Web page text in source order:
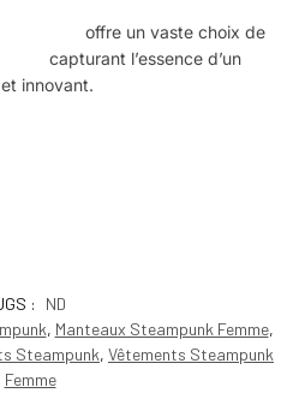
offre un vaste choix de
capturant l’essence d’un
innovant.
:
ND
, Manteaux Steampunk Femme,
Steampunk, Vêtements Steampunk
Femme